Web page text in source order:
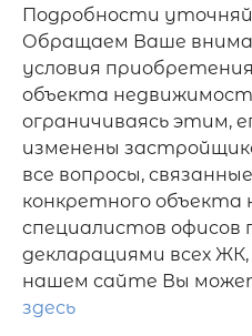
Подробности
Обращаем Ваше
условия
объекта
ограничиваясь этим,
изменены
все вопросы,
конкретного объекта
специалистов
декларациями всех
нашем сайте Вы
здесь